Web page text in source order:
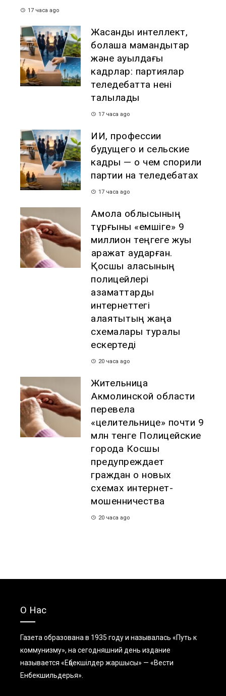
17 часа ago
Жасанды интеллект,
болашақ мамандықтар
және ауылдағы
кадрлар: партиялар
теледебатта нені
талқылады
17 часа ago
ИИ, профессии
будущего и сельские
кадры — о чем спорили
партии на теледебатах
17 часа ago
Ақмола облысының
тұрғыны «емшіге» 9
миллион теңгеге жуық
қаражат аударған.
Қосшы қаласының
полицейлері
азаматтарды
интернеттегі
алаяқтықтың жаңа
схемалары туралы
ескертеді
20 часа ago
Жительница
Акмолинской области
перевела
«целительнице» почти 9
млн тенге Полицейские
города Косшы
предупреждает
граждан о новых
схемах интернет-
мошенничества
20 часа ago
О Нас
Газета образована в 1935 году и называлась «Путь к
коммунизму», на сегодняшний день издание
называется «Еңбекшiлдер жаршысы» — «Вести
Енбекшильдерья».